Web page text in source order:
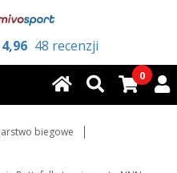
4,96 48 recenzji
0
biegowe